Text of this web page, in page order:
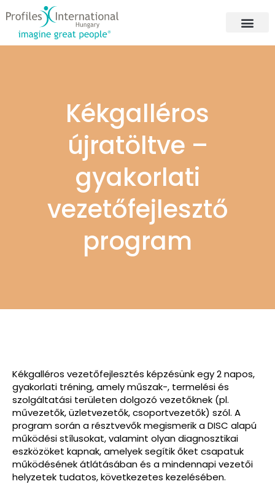
Kékgalléros
újratöltve –
gyakorlati
vezetőfejlesztő
program
Kékgalléros vezetőfejlesztés képzésünk egy 2 napos,
gyakorlati tréning, amely műszak-, termelési és
szolgáltatási területen dolgozó vezetőknek (pl.
művezetők, üzletvezetők, csoportvezetők) szól. A
program során a résztvevők megismerik a DISC alapú
működési stílusokat, valamint olyan diagnosztikai
eszközöket kapnak, amelyek segítik őket csapatuk
működésének átlátásában és a mindennapi vezetői
helyzetek tudatos, következetes kezelésében.